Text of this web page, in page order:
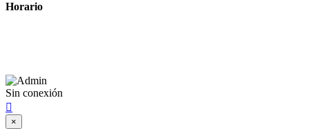
Horario
Sin conexión

×